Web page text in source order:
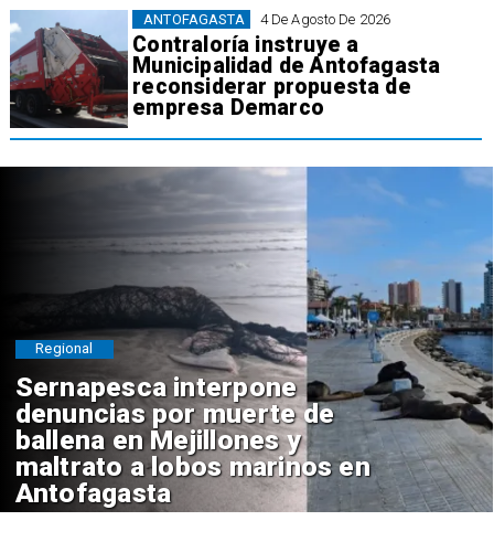
4 De Agosto De 2026
Contraloría instruye a
Municipalidad de Antofagasta
reconsiderar propuesta de
empresa Demarco
ANTOFAGASTA
Sernapesca interpone
denuncias por muerte de
ballena en Mejillones y
maltrato a lobos marinos en
Antofagasta
Regional